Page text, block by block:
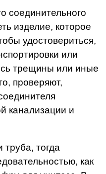
соединительного
изделие, которое
удостовериться,
или
трещины или иные
проверяют,
канализации и
труба, тогда
как